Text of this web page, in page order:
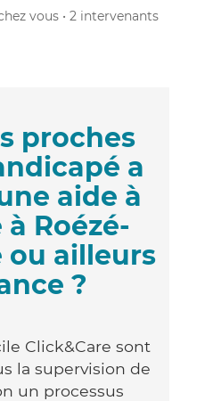
vous • 2 intervenants
proches
a
aide à
Roézé-
ou ailleurs
?
Click&Care sont
la supervision de
un processus